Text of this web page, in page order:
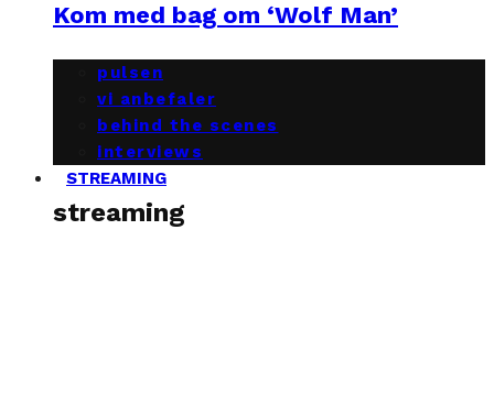
Kom med bag om ‘Wolf Man’
pulsen
vi anbefaler
behind the scenes
interviews
STREAMING
streaming